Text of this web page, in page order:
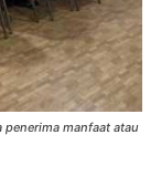
penerima manfaat atau